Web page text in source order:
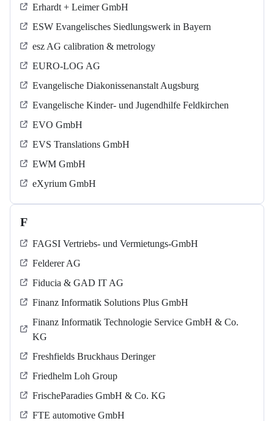
Erhardt + Leimer GmbH
ESW Evangelisches Siedlungswerk in Bayern
esz AG calibration & metrology
EURO-LOG AG
Evangelische Diakonissenanstalt Augsburg
Evangelische Kinder- und Jugendhilfe Feldkirchen
EVO GmbH
EVS Translations GmbH
EWM GmbH
eXyrium GmbH
F
FAGSI Vertriebs- und Vermietungs-GmbH
Felderer AG
Fiducia & GAD IT AG
Finanz Informatik Solutions Plus GmbH
Finanz Informatik Technologie Service GmbH & Co.
KG
Freshfields Bruckhaus Deringer
Friedhelm Loh Group
FrischeParadies GmbH & Co. KG
FTE automotive GmbH